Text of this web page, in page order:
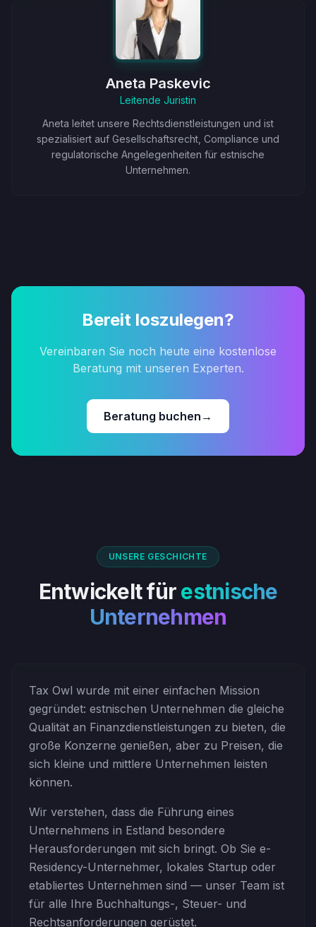
Aneta Paskevic
Leitende Juristin
Aneta leitet unsere Rechtsdienstleistungen und ist
spezialisiert auf Gesellschaftsrecht, Compliance und
regulatorische Angelegenheiten für estnische
Unternehmen.
Bereit loszulegen?
Vereinbaren Sie noch heute eine kostenlose
Beratung mit unseren Experten.
Beratung buchen →
UNSERE GESCHICHTE
Entwickelt fürestnische
Unternehmen
Tax Owl wurde mit einer einfachen Mission
gegründet: estnischen Unternehmen die gleiche
Qualität an Finanzdienstleistungen zu bieten, die
große Konzerne genießen, aber zu Preisen, die
sich kleine und mittlere Unternehmen leisten
können.
Wir verstehen, dass die Führung eines
Unternehmens in Estland besondere
Herausforderungen mit sich bringt. Ob Sie e-
Residency-Unternehmer, lokales Startup oder
etabliertes Unternehmen sind — unser Team ist
für alle Ihre Buchhaltungs-, Steuer- und
Rechtsanforderungen gerüstet.